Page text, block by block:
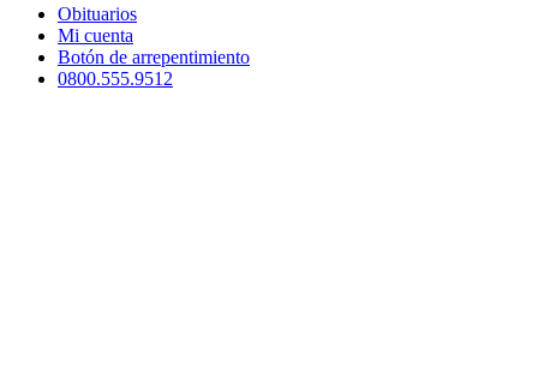
Obituarios
Mi cuenta
Botón de arrepentimiento
0800.555.9512